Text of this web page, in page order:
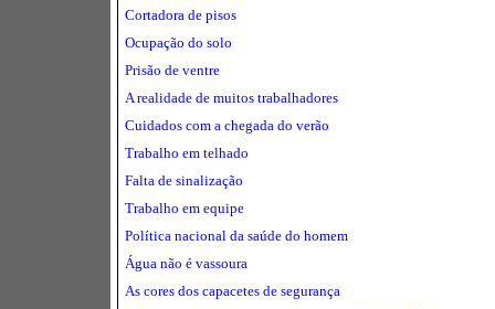
Cortadora de pisos
Ocupação do solo
Prisão de ventre
A realidade de muitos trabalhadores
Cuidados com a chegada do verão
Trabalho em telhado
Falta de sinalização
Trabalho em equipe
Política nacional da saúde do homem
Água não é vassoura
As cores dos capacetes de segurança